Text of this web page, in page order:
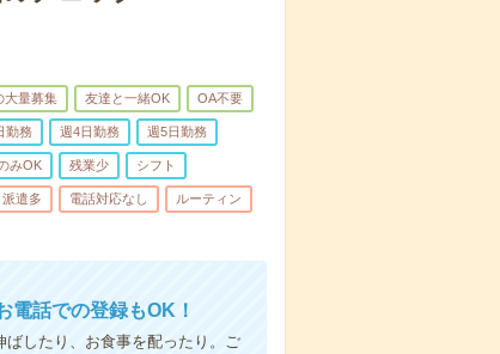
大量募集 友達と一緒OK OA不要
勤務 週4日勤務 週5日勤務
みOK 残業少 シフト
派遣多 電話対応なし ルーティン
電話での登録もOK！
したり、お食事を配ったり。ご